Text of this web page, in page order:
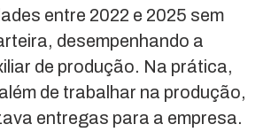
entre 2022 e 2025 sem
desempenhando a
de produção. Na prática,
de trabalhar na produção,
entregas para a empresa.